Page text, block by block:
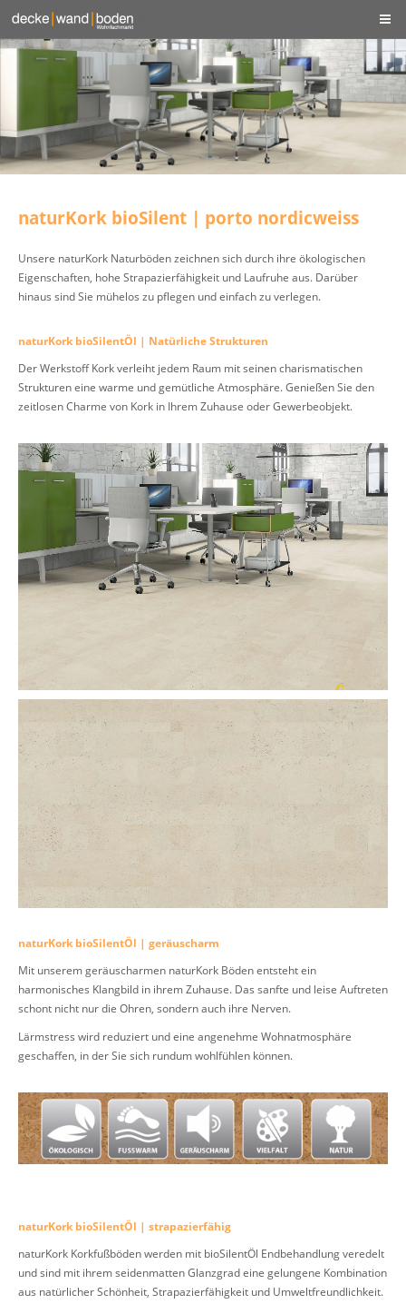
naturKork bioSilent | porto nordicweiss
Unsere naturKork Naturböden zeichnen sich durch ihre ökologischen
Eigenschaften, hohe Strapazierfähigkeit und Laufruhe aus. Darüber
hinaus sind Sie mühelos zu pflegen und einfach zu verlegen.
naturKork bioSilentÖl | Natürliche Strukturen
Der Werkstoff Kork verleiht jedem Raum mit seinen charismatischen
Strukturen eine warme und gemütliche Atmosphäre. Genießen Sie den
zeitlosen Charme von Kork in Ihrem Zuhause oder Gewerbeobjekt.
naturKork bioSilentÖl | geräuscharm
Mit unserem geräuscharmen naturKork Böden entsteht ein
harmonisches Klangbild in ihrem Zuhause. Das sanfte und leise Auftreten
schont nicht nur die Ohren, sondern auch ihre Nerven.
Lärmstress wird reduziert und eine angenehme Wohnatmosphäre
geschaffen, in der Sie sich rundum wohlfühlen können.
naturKork bioSilentÖl | strapazierfähig
naturKork Korkfußböden werden mit bioSilentÖl Endbehandlung veredelt
und sind mit ihrem seidenmatten Glanzgrad eine gelungene Kombination
aus natürlicher Schönheit, Strapazierfähigkeit und Umweltfreundlichkeit.